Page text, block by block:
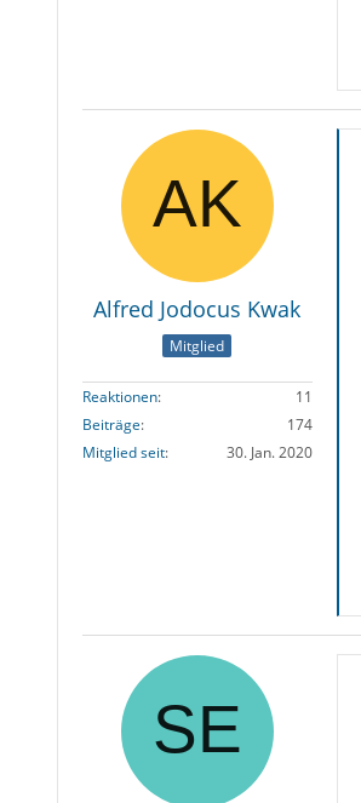
Alfred Jodocus Kwak
Mitglied
Reaktionen
11
Beiträge
174
Mitglied seit
30. Jan. 2020